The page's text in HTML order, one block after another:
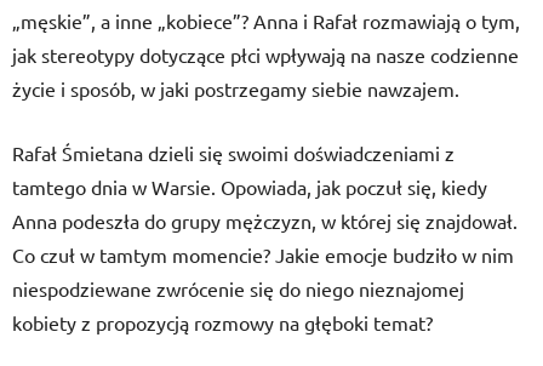
„męskie”, a inne „kobiece”? Anna i Rafał rozmawiają o tym,
jak stereotypy dotyczące płci wpływają na nasze codzienne
życie i sposób, w jaki postrzegamy siebie nawzajem.
Rafał Śmietana dzieli się swoimi doświadczeniami z
tamtego dnia w Warsie. Opowiada, jak poczuł się, kiedy
Anna podeszła do grupy mężczyzn, w której się znajdował.
Co czuł w tamtym momencie? Jakie emocje budziło w nim
niespodziewane zwrócenie się do niego nieznajomej
kobiety z propozycją rozmowy na głęboki temat?